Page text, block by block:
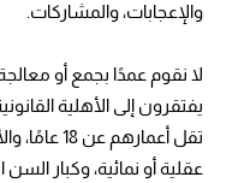
والإعجابات، والمشاركات.
لا نقوم عمدًا بجمع أو
يفتقرون إلى الأهلية
تقل
عقلية أو نمائية، وكبار